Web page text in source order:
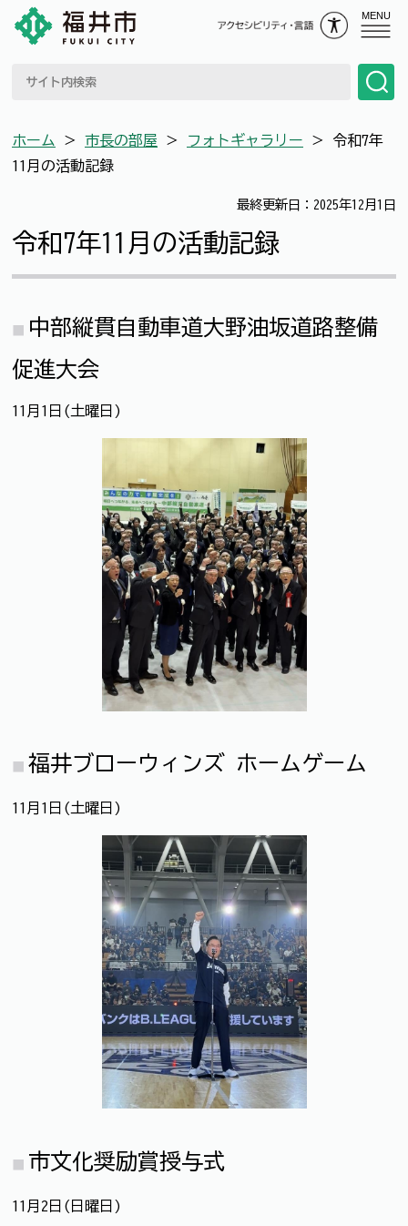
MENU
ホーム ＞ 市長の部屋 ＞ フォトギャラリー ＞ 令和7年
11月の活動記録
最終更新日：2025年12月1日
令和7年11月の活動記録
中部縦貫自動車道大野油坂道路整備
促進大会
11月1日(土曜日)
福井ブローウィンズ ホームゲーム
11月1日(土曜日)
市文化奨励賞授与式
11月2日(日曜日)